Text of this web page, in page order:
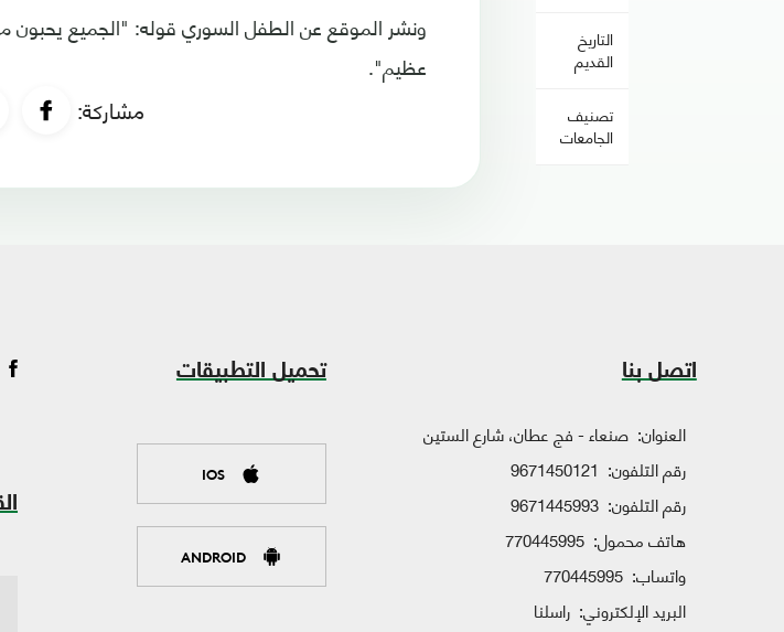
التاريخ
القديم
تصنيف
الجامعات
ونشر الموقع عن الطفل السوري قوله: "الجميع
عظيم".
مشاركة:
اتصل بنا
العنوان: صنعاء - فج عطان، شارع الستين
رقم التلفون: 9671450121
رقم التلفون: 9671445993
هاتف محمول: 770445995
واتساب: 770445995
البريد الإلكتروني: راسلنا
تحميل التطبيقات
IOS
ANDROID